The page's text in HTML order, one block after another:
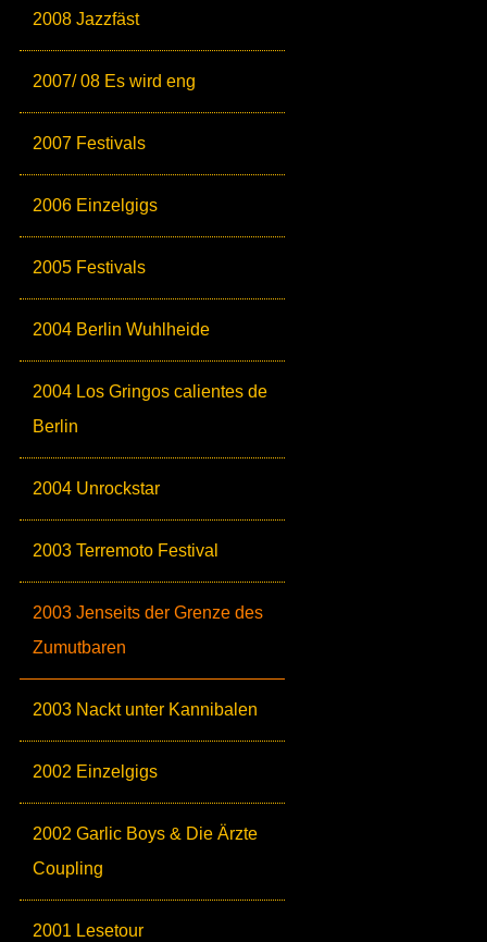
2008 Jazzfäst
2007/ 08 Es wird eng
2007 Festivals
2006 Einzelgigs
2005 Festivals
2004 Berlin Wuhlheide
2004 Los Gringos calientes de
Berlin
2004 Unrockstar
2003 Terremoto Festival
2003 Jenseits der Grenze des
Zumutbaren
2003 Nackt unter Kannibalen
2002 Einzelgigs
2002 Garlic Boys & Die Ärzte
Coupling
2001 Lesetour